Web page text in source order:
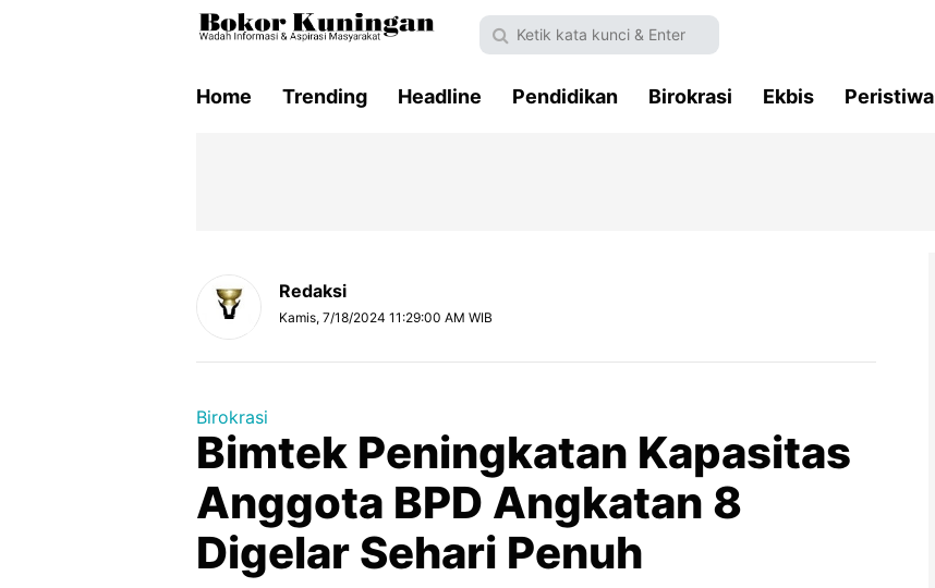
Home Trending Headline Pendidikan Birokrasi Ekbis Peristiwa
Redaksi
Kamis, 7/18/2024 11:29:00 AM WIB
Birokrasi
Bimtek Peningkatan Kapasitas
Anggota BPD Angkatan 8
Digelar Sehari Penuh